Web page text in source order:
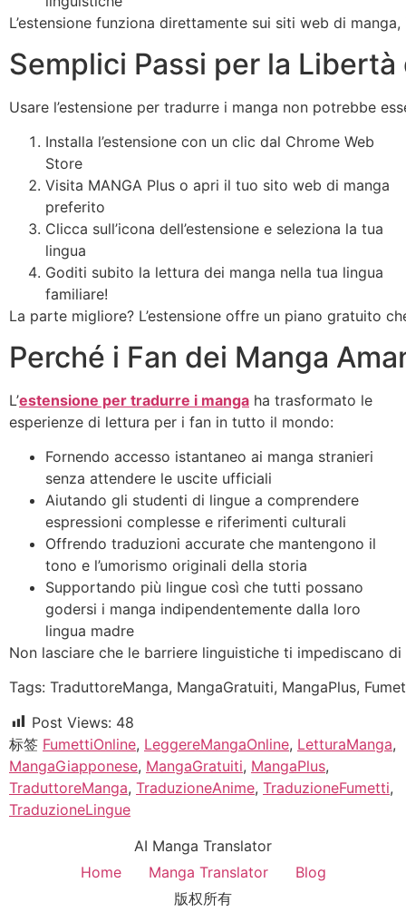
L’estensione funziona direttamente sui siti web di
Semplici Passi per la Libertà
Usare l’estensione per tradurre i manga non potrebbe
Installa l’estensione con un clic dal Chrome Web
Store
Visita MANGA Plus o apri il tuo sito web di manga
preferito
Clicca sull’icona dell’estensione e seleziona la tua
lingua
Goditi subito la lettura dei manga nella tua lingua
familiare!
La parte migliore? L’estensione offre un piano gratuito
Perché i Fan dei Manga
L’estensione per tradurre i manga ha trasformato le
esperienze di lettura per i fan in tutto il mondo:
Fornendo accesso istantaneo ai manga stranieri
senza attendere le uscite ufficiali
Aiutando gli studenti di lingue a comprendere
espressioni complesse e riferimenti culturali
Offrendo traduzioni accurate che mantengono il
tono e l’umorismo originali della storia
Supportando più lingue così che tutti possano
godersi i manga indipendentemente dalla loro
lingua madre
Non lasciare che le barriere linguistiche ti impediscano
Tags: TraduttoreManga, MangaGratuiti, MangaPlus,
Post Views: 48
标签 FumettiOnline, LeggereMangaOnline, LetturaManga,
MangaGiapponese, MangaGratuiti, MangaPlus,
TraduttoreManga, TraduzioneAnime, TraduzioneFumetti,
TraduzioneLingue
AI Manga Translator
Home
Manga Translator
Blog
版权所有